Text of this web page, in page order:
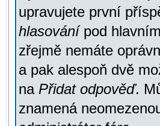
upravujete první
hlasovánípod
zřejmě nemáte
a pak alespoň dvě
na Přidat odpověď.
znamená